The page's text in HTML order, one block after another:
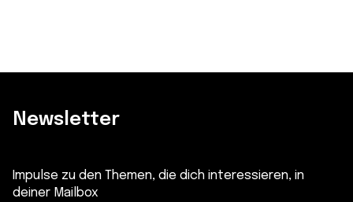
Newsletter
Impulse zu den Themen, die dich interessieren, in
deiner Mailbox